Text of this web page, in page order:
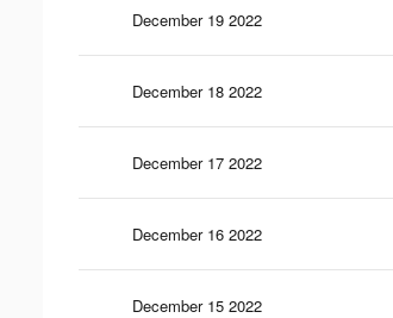
December 19 2022
December 18 2022
December 17 2022
December 16 2022
December 15 2022